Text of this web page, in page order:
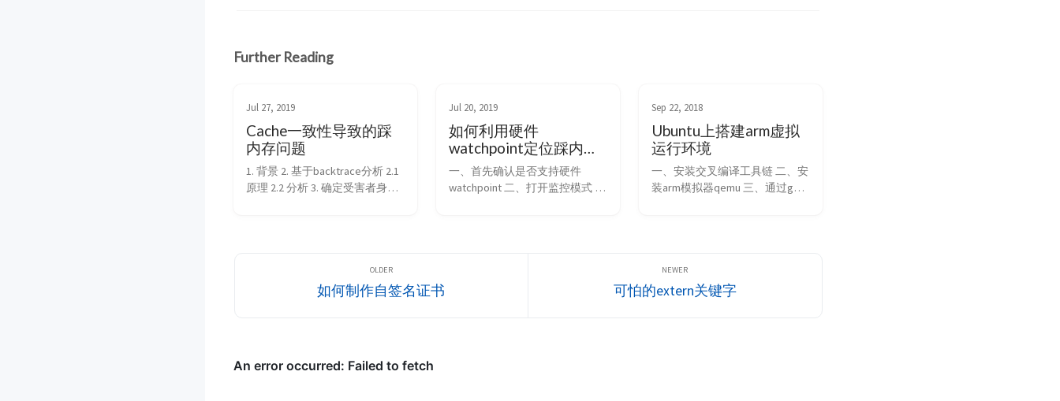
Further Reading
Jul 27, 2019
Cache一致性导致的踩
内存问题
1. 背景 2. 基于backtrace分析 2.1
原理 2.2 分析 3. 确定受害者身份
Jul 20, 2019
如何利用硬件
watchpoint定位踩内存
问题
一、首先确认是否支持硬件
watchpoint 二、打开监控模式
Sep 22, 2018
Ubuntu上搭建arm虚拟
运行环境
一、安装交叉编译工具链 二、安
装arm模拟器qemu 三、通过gdb
境。 一、安装交叉编译工具链
安装交叉编译工具链arm-linux-
如何制作自签名证书 可怕的extern关键字